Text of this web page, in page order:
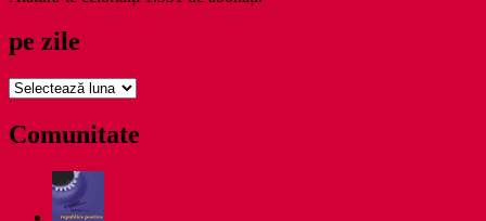
pe zile
pe
Comunitate